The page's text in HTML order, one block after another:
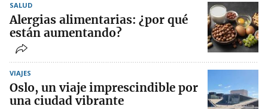
SALUD
Alergias alimentarias: ¿por qué
están aumentando?
VIAJES
Oslo, un viaje imprescindible por
una ciudad vibrante